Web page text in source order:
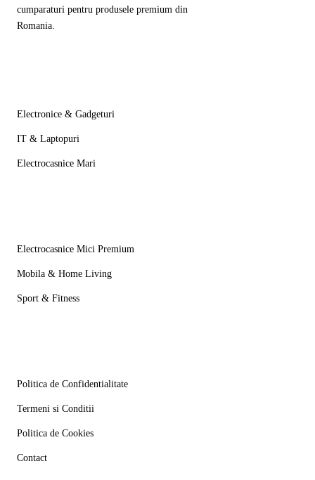
cumparaturi pentru produsele premium din
Romania.
Electronice & Gadgeturi
IT & Laptopuri
Electrocasnice Mari
Electrocasnice Mici Premium
Mobila & Home Living
Sport & Fitness
Politica de Confidentialitate
Termeni si Conditii
Politica de Cookies
Contact